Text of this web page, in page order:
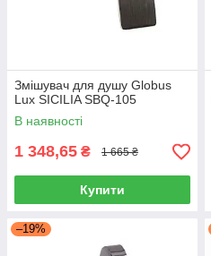
Змішувач для душу Globus
Lux SICILIA SBQ-105
В наявності
1 348,65 ₴ 1 665 ₴
Купити
–19%